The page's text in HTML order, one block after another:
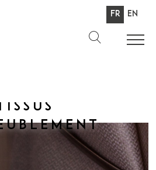
Fr En
Tissus